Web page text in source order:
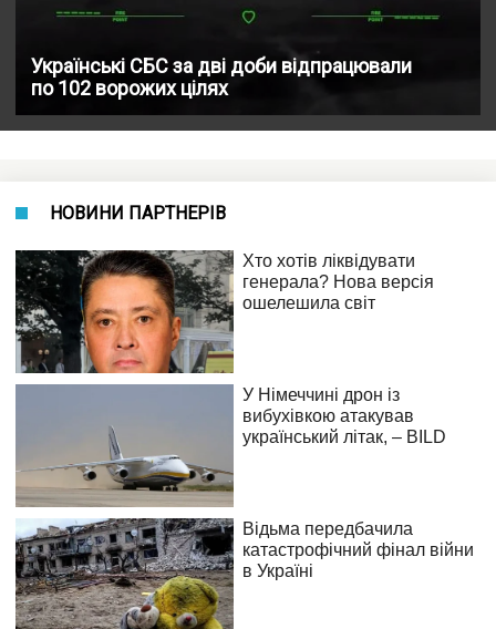
Українські СБС за дві доби відпрацювали
по 102 ворожих цілях
НОВИНИ ПАРТНЕРІВ